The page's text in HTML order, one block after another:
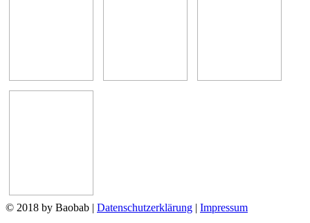
© 2018 by Baobab | Datenschutzerklärung | Impressum